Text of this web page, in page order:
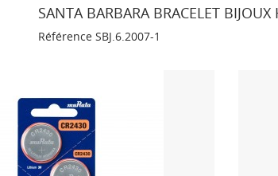
SANTA BARBARA BRACELET
Référence SBJ.6.2007-1